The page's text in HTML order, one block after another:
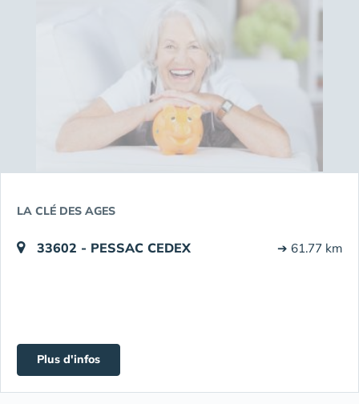
LA CLÉ DES AGES
33602 - PESSAC CEDEX ➔ 61.77 km
Plus d'infos